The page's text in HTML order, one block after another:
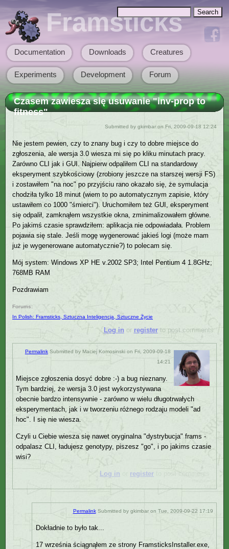
Framsticks
Search form
Main menu
Documentation Downloads Creatures
Experiments Development Forum
Czasem zawiesza się usuwanie "inv-prop to
fitness"
Submitted by gkimbaron Fri, 2009-09-18 12:24
Nie jestem pewien, czy to znany bug i czy to dobre miejsce do
zgłoszenia, ale wersja 3.0 wiesza mi się po kliku minutach pracy.
Zarówno CLI jak i GUI. Najpierw odpaliłem CLI na standardowy
eksperyment szybkościowy (zrobiony jeszcze na starszej wersji FS)
i zostawiłem "na noc" po przyjściu rano okazało się, że symulacja
chodziła tylko 18 minut (wiem to po automatycznym zapisie, który
ustawiłem co 1000 "śmierci"). Uruchomiłem też GUI, eksperyment
się odpalił, zamknąłem wszystkie okna, zminimalizowałem główne.
Po jakimś czasie sprawdziłem: aplikacja nie odpowiadała. Problem
pojawia się stale. Jeśli mogę wygenerować jakieś logi (może mam
już je wygenerowane automatycznie?) to polecam się.
Mój system: Windows XP HE v.2002 SP3; Intel Pentium 4 1.8GHz;
768MB RAM
Pozdrawiam
Forums:
In Polish: Framsticks, Sztuczna Inteligencja, Sztuczne Życie
Log in or registerto post comments
PermalinkSubmitted by Maciej Komosinskion Fri, 2009-09-18
14:21
Miejsce zgłoszenia dosyć dobre :-) a bug nieznany.
Tym bardziej, że wersja 3.0 jest wykorzystywana
obecnie bardzo intensywnie - zarówno w wielu długotrwałych
eksperymentach, jak i w tworzeniu różnego rodzaju modeli "ad
hoc". I się nie wiesza.
Czyli u Ciebie wiesza się nawet oryginalna "dystrybucja" frams -
odpalasz CLI, ładujesz genotypy, piszesz "go", i po jakims czasie
wisi?
Log in register
PermalinkSubmitted by gkimbaron Tue, 2009-09-22 17:19
Dokładnie to było tak...
17 września ściągnąłem ze strony FramsticksInstaller.exe,